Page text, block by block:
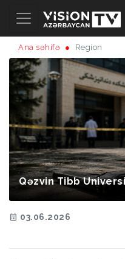
Ana səhifə Region
Qəzvin Tibb
03.06.2026